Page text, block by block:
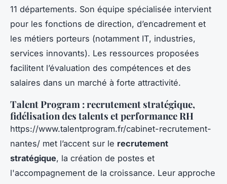
11 départements. Son équipe spécialisée intervient
pour les fonctions de direction, d’encadrement et
les métiers porteurs (notamment IT, industries,
services innovants). Les ressources proposées
facilitent l’évaluation des compétences et des
salaires dans un marché à forte attractivité.
Talent Program : recrutement stratégique,
fidélisation des talents et performance RH
https://www.talentprogram.fr/cabinet-recrutement-
nantes/ met l’accent sur le recrutement
stratégique, la création de postes et
l'accompagnement de la croissance. Leur approche